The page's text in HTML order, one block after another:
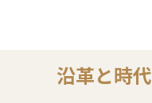
沿革と時代